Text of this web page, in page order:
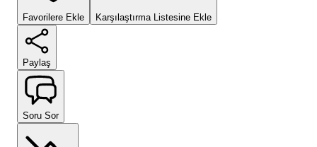
Favorilere Ekle Karşılaştırma Listesine Ekle
Paylaş
Soru Sor